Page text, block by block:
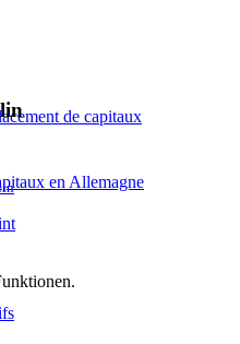
de capitaux
en Allemagne